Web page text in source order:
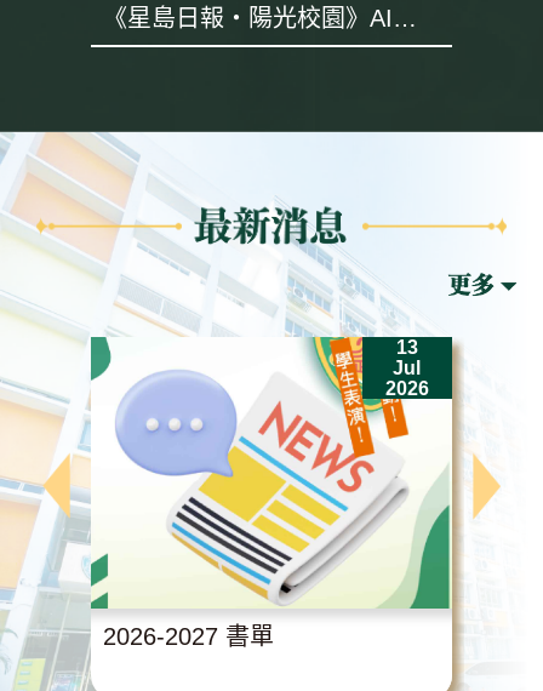
《星島日報・陽光校園》AI專
題採訪
13
Jul
2026
2026-2027 書單